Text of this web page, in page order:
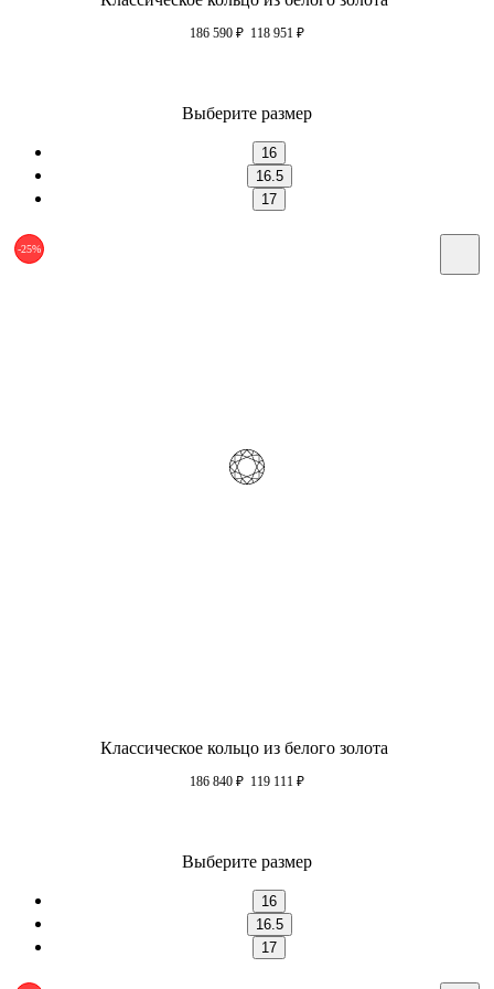
186 590 ₽ 118 951 ₽
Выберите размер
16
16.5
17
-25%
Классическое кольцо из белого золота
186 840 ₽ 119 111 ₽
Выберите размер
16
16.5
17